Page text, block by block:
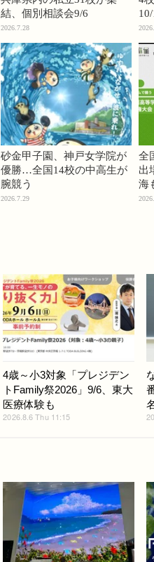
結、個別相談会9/6
2026.7.28
砂金甲子園、神戸女学院が
優勝…全国14校の中高生が
腕競う
2026.7.29
全
出
海
4歳～小3対象「プレジデン
トFamily祭2026」9/6、東大
医療体験も
2026.8.6 Thu 11:15